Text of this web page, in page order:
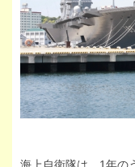
海上自衛隊は、1年の